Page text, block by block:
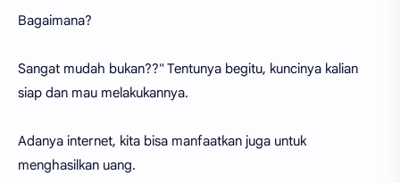
Bagaimana?
Sangat mudah bukan??" Tentunya begitu, kuncinya kalian
siap dan mau melakukannya.
Adanya internet, kita bisa manfaatkan juga untuk
menghasilkan uang.